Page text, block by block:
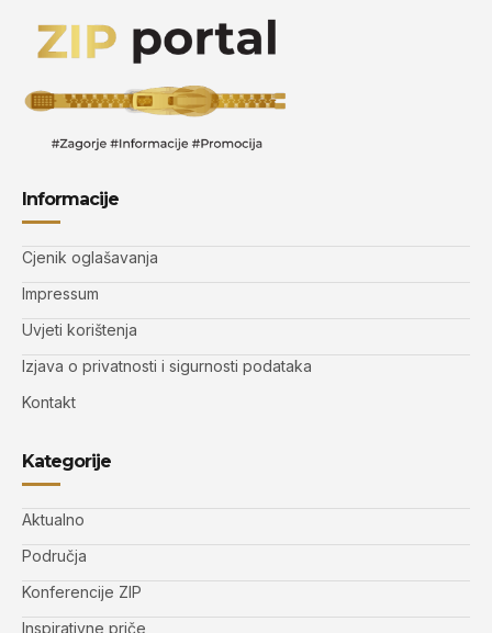
Informacije
Cjenik oglašavanja
Impressum
Uvjeti korištenja
Izjava o privatnosti i sigurnosti podataka
Kontakt
Kategorije
Aktualno
Područja
Konferencije ZIP
Inspirativne priče